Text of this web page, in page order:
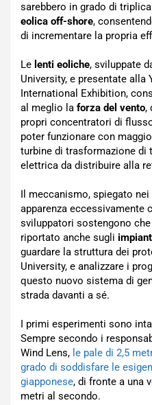
sarebbero in grado di
eolica off-shore,
di incrementare la propria
Le lenti eoliche, sviluppate
University, e presentate alla
International Exhibition,
al meglio la forza del vento,
propri concentratori di
poter funzionare con
turbine di trasformazione di
elettrica da distribuire alla
Il meccanismo, spiegato
apparenza eccessivamente
sviluppatori sostengono
riportato anche sugli
guardare la struttura dei
University, e analizzare i
questo nuovo sistema di
strada davanti a sé.
I primi esperimenti sono
Sempre secondo i
Wind Lens, le pale di 2,5
grado di soddisfare le
giapponese, di fronte a una
metri al secondo.